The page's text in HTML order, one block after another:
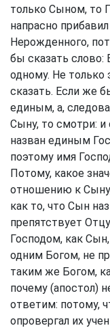
только Сыном, то
напрасно
Нерожденного,
бы сказать слово:
одному. Не только
сказать. Если же
единым, а,
Сыну, то смотри:
назван единым
поэтому имя
Потому, какое
отношению к
как то, что Сын
препятствует
Господом, как
одним Богом, не
таким же Богом,
почему (апостол)
ответим: потому,
опровергал их